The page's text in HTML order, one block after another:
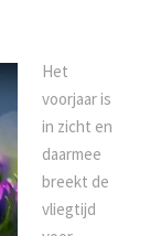
Het
voorjaar is
in zicht en
daarmee
breekt de
vliegtijd